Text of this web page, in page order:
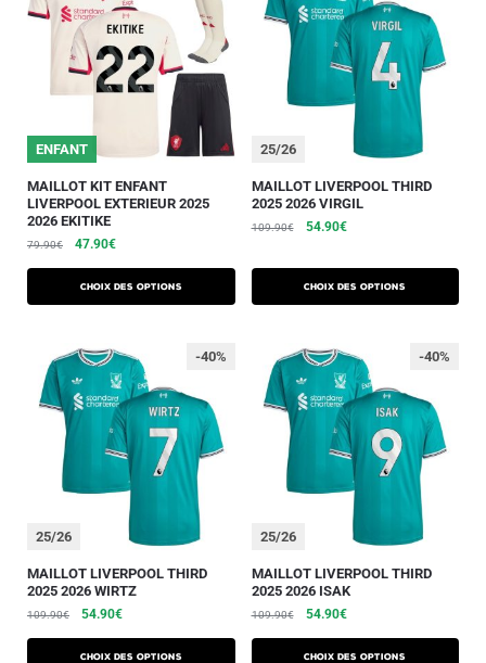
ENFANT
MAILLOT KIT ENFANT
LIVERPOOL EXTERIEUR 2025
2026 EKITIKE
79.90€ 47.90€
Choix des options
25/26
MAILLOT LIVERPOOL THIRD
2025 2026 VIRGIL
109.90€ 54.90€
Choix des options
25/26
-40%
MAILLOT LIVERPOOL THIRD
2025 2026 WIRTZ
109.90€ 54.90€
Choix des options
25/26
-40%
MAILLOT LIVERPOOL THIRD
2025 2026 ISAK
109.90€ 54.90€
Choix des options